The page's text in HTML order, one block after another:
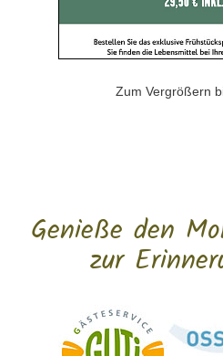
Zum Vergrößern
Genieße den
zur